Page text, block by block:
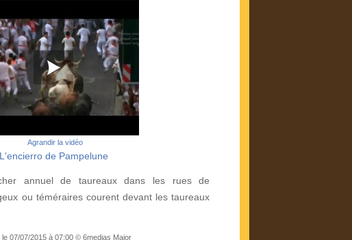
Agrandir la vidéo
L'encierro de Pampelune
annuel de taureaux dans les rues de
ou téméraires courent devant les taureaux
le 07/07/2015 à 07:00 © 6medias Major